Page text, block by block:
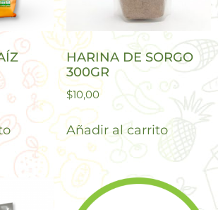
HARINA DE SORGO
300GR
$10,00
Añadir al carrito